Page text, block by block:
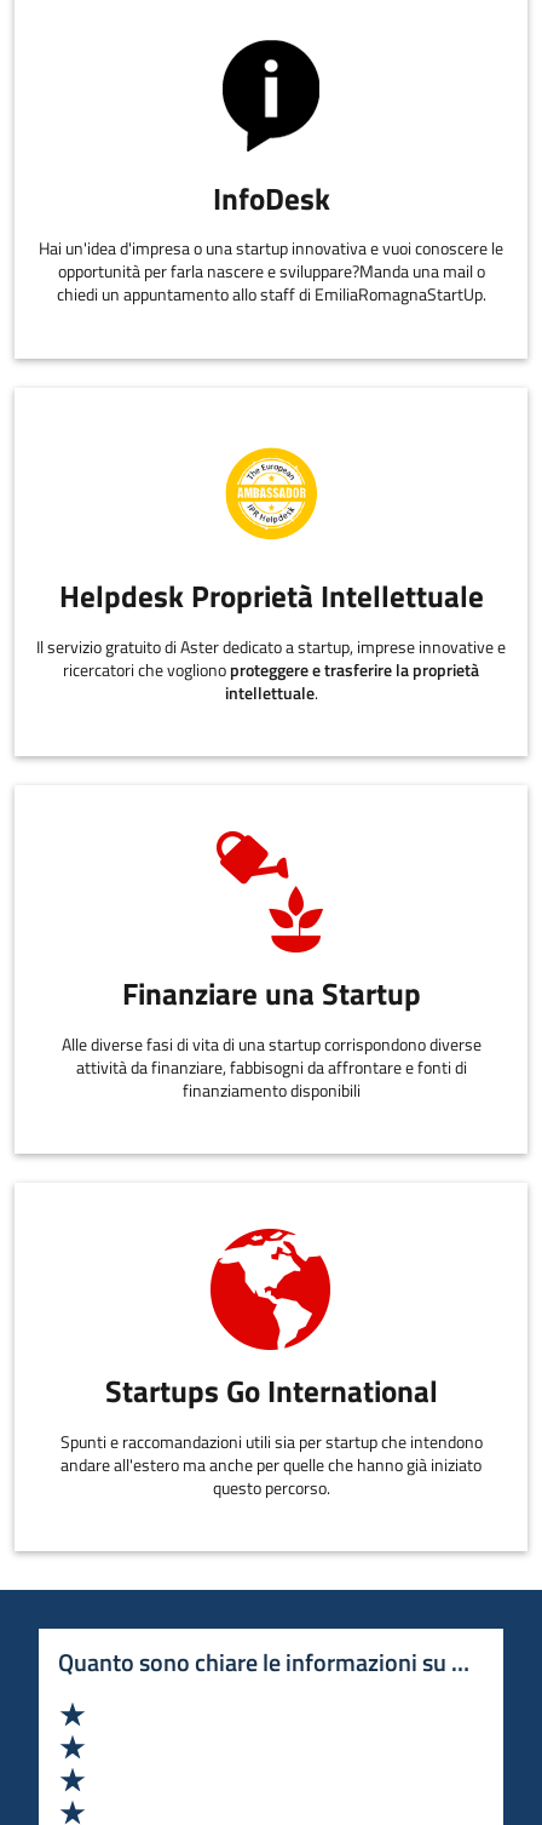
InfoDesk
Hai un'idea d'impresa o una startup innovativa e vuoi conoscere le
opportunità per farla nascere e sviluppare?Manda una mail o
chiedi un appuntamento allo staff di EmiliaRomagnaStartUp.
Helpdesk Proprietà Intellettuale
Il servizio gratuito di Aster dedicato a startup, imprese innovative e
ricercatori che voglionoproteggere e trasferire la proprietà
intellettuale.
Finanziare una Startup
Alle diverse fasi di vita di una startup corrispondono diverse
attività da finanziare, fabbisogni da affrontare e fonti di
finanziamento disponibili
Startups Go International
Spunti e raccomandazioni utili sia per startup che intendono
andare all'estero ma anche per quelle che hanno già iniziato
questo percorso.
Quanto sono chiare le informazioni su questa